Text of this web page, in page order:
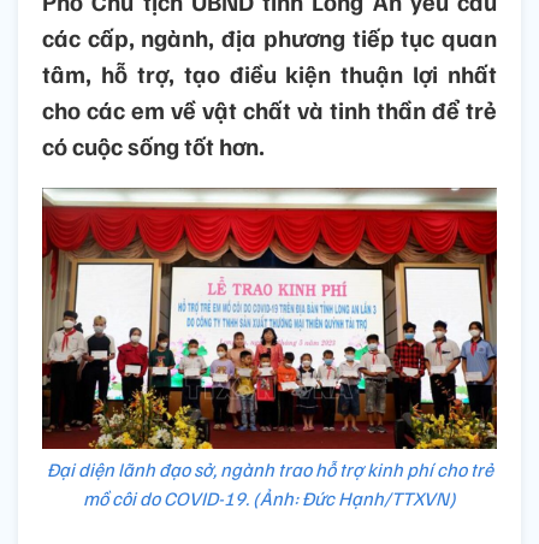
các cấp, ngành, địa phương tiếp tục quan
tâm, hỗ trợ, tạo điều kiện thuận lợi nhất
cho các em về vật chất và tinh thần để trẻ
có cuộc sống tốt hơn.
Đại diện lãnh đạo sở, ngành trao hỗ trợ kinh phí cho trẻ
mồ côi do COVID-19. (Ảnh: Đức Hạnh/TTXVN)